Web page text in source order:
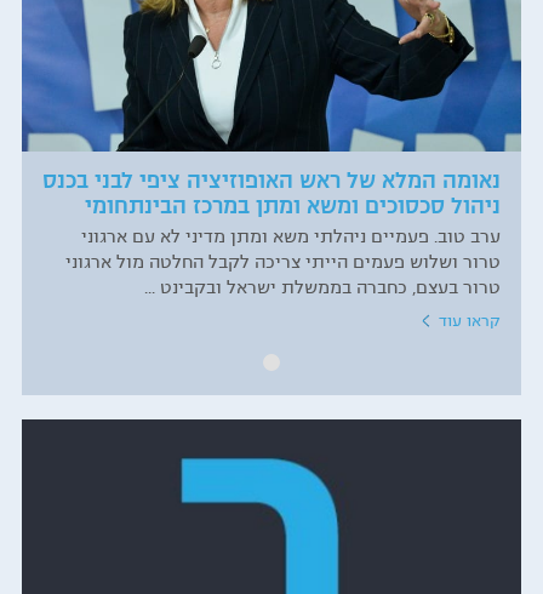
נאומה המלא של ראש האופוזיציה ציפי לבני בכנס
ניהול סכסוכים ומשא ומתן במרכז הבינתחומי
ערב טוב. פעמיים ניהלתי משא ומתן מדיני לא עם ארגוני
טרור ושלוש פעמים הייתי צריכה לקבל החלטה מול ארגוני
טרור בעצם, כחברה בממשלת ישראל ובקבינט ...
קראו עוד